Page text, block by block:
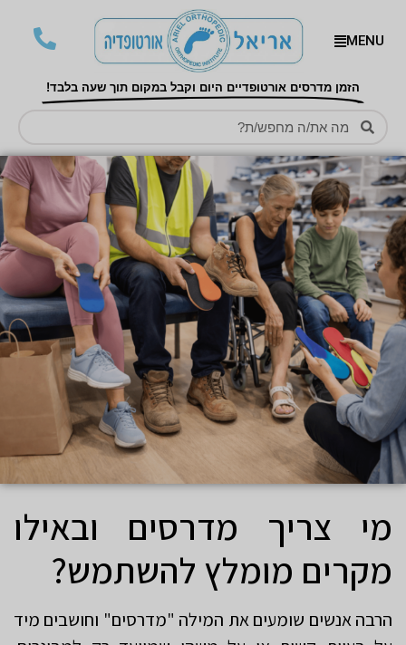
MENU
הזמן מדרסים אורטופדיים היום וקבל במקום תוך שעה בלבד!
מי צריך מדרסים ובאילו
מקרים מומלץ להשתמש?
הרבה אנשים שומעים את המילה "מדרסים" וחושבים מיד